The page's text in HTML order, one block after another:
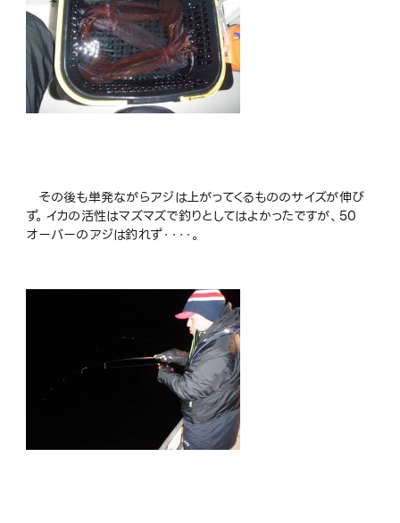
その後も単発ながらアジは上がってくるもののサイズが伸び
ず。イカの活性はマズマズで釣りとしてはよかったですが、50
オーバーのアジは釣れず・・・・。